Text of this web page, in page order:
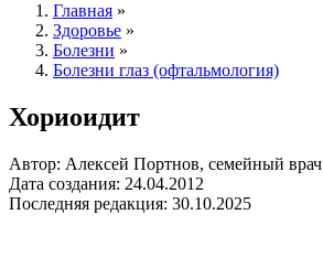
Главная »
Здоровье »
Болезни »
Болезни глаз (офтальмология)
Хориоидит
Автор: Алексей Портнов, семейный врач
Дата создания: 24.04.2012
Последняя редакция: 30.10.2025